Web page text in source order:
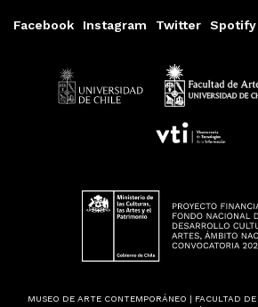
Facebook Instagram Twitter Spotify
MUSEO DE ARTE CONTEMPORÁNEO | FACULTAD DE